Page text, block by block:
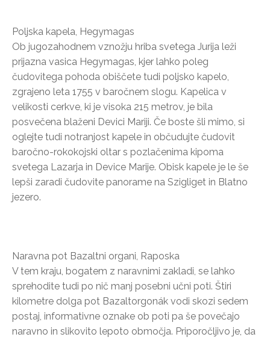
Poljska kapela, Hegymagas
Ob jugozahodnem vznožju hriba svetega Jurija leži
prijazna vasica Hegymagas, kjer lahko poleg
čudovitega pohoda obiščete tudi poljsko kapelo,
zgrajeno leta 1755 v baročnem slogu. Kapelica v
velikosti cerkve, ki je visoka 215 metrov, je bila
posvečena blaženi Devici Mariji. Če boste šli mimo, si
oglejte tudi notranjost kapele in občudujte čudovit
baročno-rokokojski oltar s pozlačenima kipoma
svetega Lazarja in Device Marije. Obisk kapele je le še
lepši zaradi čudovite panorame na Szigliget in Blatno
jezero.
Naravna pot Bazaltni organi, Raposka
V tem kraju, bogatem z naravnimi zakladi, se lahko
sprehodite tudi po nič manj posebni učni poti. Štiri
kilometre dolga pot Bazaltorgonák vodi skozi sedem
postaj, informativne oznake ob poti pa še povečajo
naravno in slikovito lepoto območja. Priporočljivo je, da